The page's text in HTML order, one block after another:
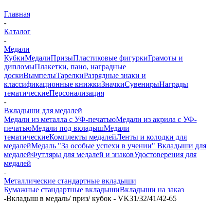
Главная
-
Каталог
-
Медали
КубкиМедалиПризыПластиковые фигуркиГрамоты и
дипломыПлакетки, пано, наградные
доскиВымпелыТарелкиРазрядные знаки и
классификационные книжкиЗначкиСувенирыНаграды
тематическиеПерсонализация
-
Вкладыши для медалей
Медали из металла с УФ-печатьюМедали из акрила с УФ-
печатьюМедали под вкладышМедали
тематическиеКомплекты медалейЛенты и колодки для
медалейМедаль "За особые успехи в учении" Вкладыши для
медалейФутляры для медалей и знаковУдостоверения для
медалей
-
Металлические стандартные вкладыши
Бумажные стандартные вкладышиВкладыши на заказ
-Вкладыш в медаль/ приз/ кубок - VK31/32/41/42-65